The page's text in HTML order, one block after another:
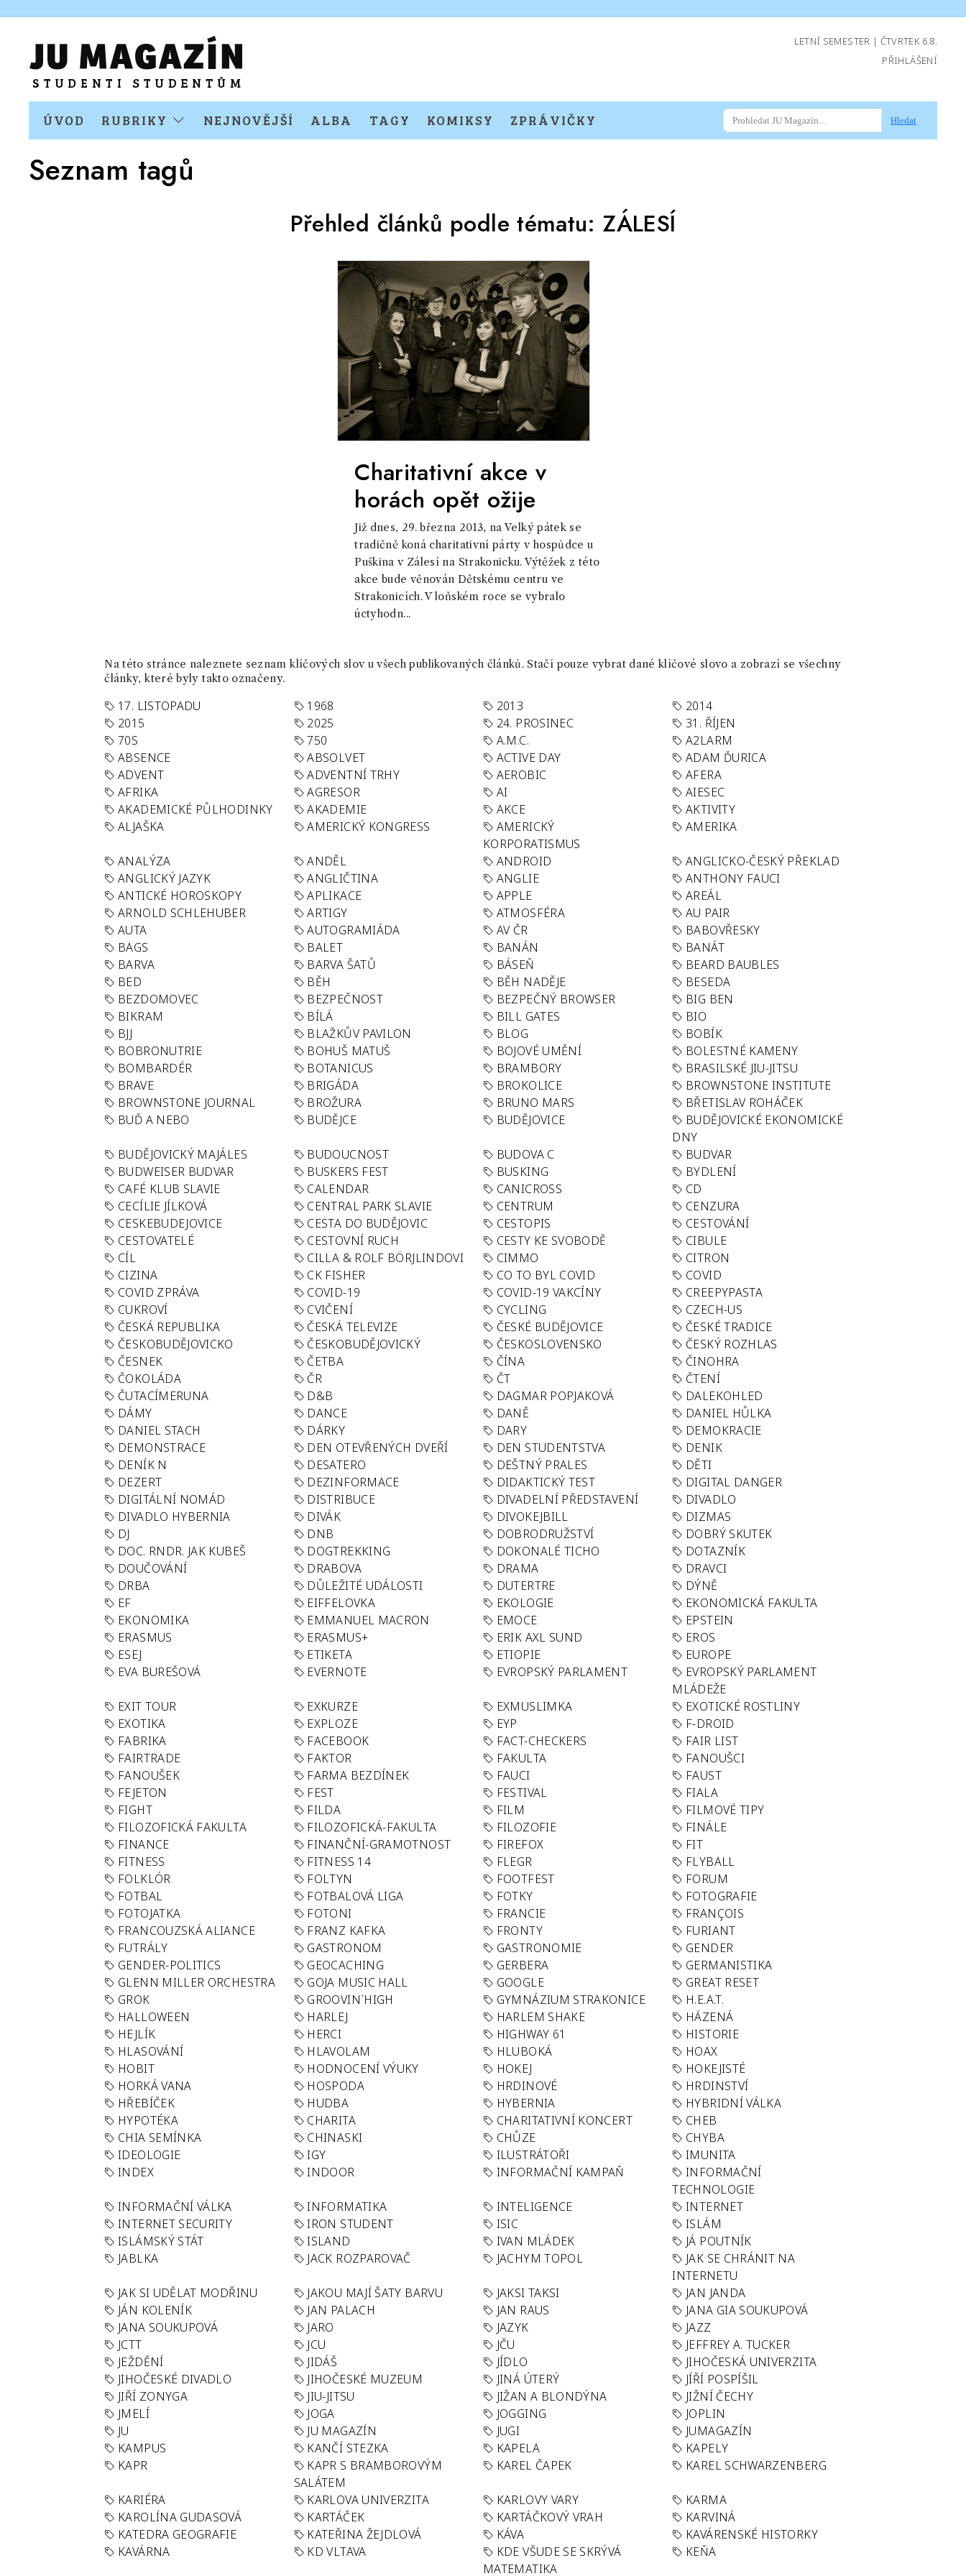
LETNÍ SEMESTER | ČTVRTEK 6.8.
PŘIHLÁŠENÍ
ÚVOD RUBRIKY NEJNOVĚJŠÍ ALBA TAGY KOMIKSY ZPRÁVIČKY Hledat
Seznam tagů
Přehled článků podle tématu:ZÁLESÍ
Charitativní akce v
horách opět ožije
Již dnes, 29. března 2013, na Velký pátek se
tradičně koná charitativní párty v hospůdce u
Puškina v Zálesí na Strakonicku. Výtěžek z této
akce bude věnován Dětskému centru ve
Strakonicích. V loňském roce se vybralo
úctyhodn...
Na této stránce naleznete seznam klíčových slov u všech publikovaných článků. Stačí pouze vybrat dané klíčové slovo a zobrazí se všechny
články, které byly takto označeny.
17. LISTOPADU 1968 2013
2014
2015
2025 24. PROSINEC
31. ŘÍJEN
70S
750 A.M.C.
A2LARM
ABSENCE
ABSOLVET ACTIVE DAY
ADAM ĎURICA
ADVENT
ADVENTNÍ TRHY AEROBIC
AFERA
AFRIKA
AGRESOR AI
AIESEC
AKADEMICKÉ PŮLHODINKY
AKADEMIE AKCE
AKTIVITY
ALJAŠKA
AMERICKÝ KONGRESS
AMERICKÝ
KORPORATISMUS
AMERIKA
ANALÝZA ANDĚL ANDROID
ANGLICKO-ČESKÝ PŘEKLAD
ANGLICKÝ JAZYK
ANGLIČTINA ANGLIE
ANTHONY FAUCI
ANTICKÉ HOROSKOPY
APLIKACE APPLE
AREÁL
ARNOLD SCHLEHUBER
ARTIGY ATMOSFÉRA
AU PAIR
AUTA
AUTOGRAMIÁDA AV ČR
BABOVŘESKY
BAGS
BALET BANÁN
BANÁT
BARVA
BARVA ŠATŮ BÁSEŇ
BEARD BAUBLES
BED
BĚH BĚH NADĚJE
BESEDA
BEZDOMOVEC
BEZPEČNOST BEZPEČNÝ BROWSER
BIG BEN
BIKRAM
BÍLÁ BILL GATES
BIO
BJJ
BLAŽKŮV PAVILON BLOG
BOBÍK
BOBRONUTRIE
BOHUŠ MATUŠ BOJOVÉ UMĚNÍ
BOLESTNÉ KAMENY
BOMBARDÉR
BOTANICUS BRAMBORY
BRASILSKÉ JIU-JITSU
BRAVE
BRIGÁDA BROKOLICE
BROWNSTONE INSTITUTE
BROWNSTONE JOURNAL
BROŽURA BRUNO MARS
BŘETISLAV ROHÁČEK
BUĎ A NEBO
BUDĚJCE BUDĚJOVICE
BUDĚJOVICKÉ EKONOMICKÉ
DNY
BUDĚJOVICKÝ MAJÁLES
BUDOUCNOST BUDOVA C
BUDVAR
BUDWEISER BUDVAR
BUSKERS FEST BUSKING
BYDLENÍ
CAFÉ KLUB SLAVIE
CALENDAR CANICROSS
CD
CECÍLIE JÍLKOVÁ
CENTRAL PARK SLAVIE CENTRUM
CENZURA
CESKEBUDEJOVICE
CESTA DO BUDĚJOVIC CESTOPIS
CESTOVÁNÍ
CESTOVATELÉ
CESTOVNÍ RUCH CESTY KE SVOBODĚ
CIBULE
CÍL
CILLA & ROLF BÖRJLINDOVI CIMMO
CITRON
CIZINA
CK FISHER CO TO BYL COVID
COVID
COVID ZPRÁVA
COVID-19 COVID-19 VAKCÍNY
CREEPYPASTA
CUKROVÍ
CVIČENÍ CYCLING
CZECH-US
ČESKÁ REPUBLIKA
ČESKÁ TELEVIZE ČESKÉ BUDĚJOVICE
ČESKÉ TRADICE
ČESKOBUDĚJOVICKO
ČESKOBUDĚJOVICKÝ ČESKOSLOVENSKO
ČESKÝ ROZHLAS
ČESNEK
ČETBA ČÍNA
ČINOHRA
ČOKOLÁDA
ČR ČT
ČTENÍ
ČUTACÍMERUNA
D&B DAGMAR POPJAKOVÁ
DALEKOHLED
DÁMY
DANCE DANĚ
DANIEL HŮLKA
DANIEL STACH
DÁRKY DARY
DEMOKRACIE
DEMONSTRACE
DEN OTEVŘENÝCH DVEŘÍ DEN STUDENTSTVA
DENIK
DENÍK N
DESATERO DEŠTNÝ PRALES
DĚTI
DEZERT
DEZINFORMACE DIDAKTICKÝ TEST
DIGITAL DANGER
DIGITÁLNÍ NOMÁD
DISTRIBUCE DIVADELNÍ PŘEDSTAVENÍ
DIVADLO
DIVADLO HYBERNIA
DIVÁK DIVOKEJBILL
DIZMAS
DJ
DNB DOBRODRUŽSTVÍ
DOBRÝ SKUTEK
DOC. RNDR. JAK KUBEŠ
DOGTREKKING DOKONALÉ TICHO
DOTAZNÍK
DOUČOVÁNÍ
DRABOVA DRAMA
DRAVCI
DRBA
DŮLEŽITÉ UDÁLOSTI DUTERTRE
DÝNĚ
EF
EIFFELOVKA EKOLOGIE
EKONOMICKÁ FAKULTA
EKONOMIKA
EMMANUEL MACRON EMOCE
EPSTEIN
ERASMUS
ERASMUS+ ERIK AXL SUND
EROS
ESEJ
ETIKETA ETIOPIE
EUROPE
EVA BUREŠOVÁ
EVERNOTE EVROPSKÝ PARLAMENT
EVROPSKÝ PARLAMENT
MLÁDEŽE
EXIT TOUR
EXKURZE EXMUSLIMKA
EXOTICKÉ ROSTLINY
EXOTIKA
EXPLOZE EYP
F-DROID
FABRIKA
FACEBOOK FACT-CHECKERS
FAIR LIST
FAIRTRADE
FAKTOR FAKULTA
FANOUŠCI
FANOUŠEK
FARMA BEZDÍNEK FAUCI
FAUST
FEJETON
FEST FESTIVAL
FIALA
FIGHT
FILDA FILM
FILMOVÉ TIPY
FILOZOFICKÁ FAKULTA
FILOZOFICKÁ-FAKULTA FILOZOFIE
FINÁLE
FINANCE
FINANČNÍ-GRAMOTNOST FIREFOX
FIT
FITNESS
FITNESS 14 FLEGR
FLYBALL
FOLKLÓR
FOLTYN FOOTFEST
FORUM
FOTBAL
FOTBALOVÁ LIGA FOTKY
FOTOGRAFIE
FOTOJATKA
FOTONI FRANCIE
FRANÇOIS
FRANCOUZSKÁ ALIANCE
FRANZ KAFKA FRONTY
FURIANT
FUTRÁLY
GASTRONOM GASTRONOMIE
GENDER
GENDER-POLITICS
GEOCACHING GERBERA
GERMANISTIKA
GLENN MILLER ORCHESTRA
GOJA MUSIC HALL GOOGLE
GREAT RESET
GROK
GROOVIN´HIGH GYMNÁZIUM STRAKONICE
H.E.A.T.
HALLOWEEN
HARLEJ HARLEM SHAKE
HÁZENÁ
HEJLÍK
HERCI HIGHWAY 61
HISTORIE
HLASOVÁNÍ
HLAVOLAM HLUBOKÁ
HOAX
HOBIT
HODNOCENÍ VÝUKY HOKEJ
HOKEJISTÉ
HORKÁ VANA
HOSPODA HRDINOVÉ
HRDINSTVÍ
HŘEBÍČEK
HUDBA HYBERNIA
HYBRIDNÍ VÁLKA
HYPOTÉKA
CHARITA CHARITATIVNÍ KONCERT
CHEB
CHIA SEMÍNKA
CHINASKI CHŮZE
CHYBA
IDEOLOGIE
IGY ILUSTRÁTOŘI
IMUNITA
INDEX
INDOOR INFORMAČNÍ KAMPAŇ
INFORMAČNÍ
TECHNOLOGIE
INFORMAČNÍ VÁLKA
INFORMATIKA INTELIGENCE
INTERNET
INTERNET SECURITY
IRON STUDENT ISIC
ISLÁM
ISLÁMSKÝ STÁT
ISLAND IVAN MLÁDEK
JÁ POUTNÍK
JABLKA
JACK ROZPAROVAČ JACHYM TOPOL
JAK SE CHRÁNIT NA
INTERNETU
JAK SI UDĚLAT MODŘINU
JAKOU MAJÍ ŠATY BARVU JAKSI TAKSI
JAN JANDA
JÁN KOLENÍK
JAN PALACH JAN RAUS
JANA GIA SOUKUPOVÁ
JANA SOUKUPOVÁ
JARO JAZYK
JAZZ
JCTT
JCU JČU
JEFFREY A. TUCKER
JEŽDĚNÍ
JIDÁŠ JÍDLO
JIHOČESKÁ UNIVERZITA
JIHOČESKÉ DIVADLO
JIHOČESKÉ MUZEUM JINÁ ÚTERÝ
JÍŘÍ POSPÍŠIL
JIŘÍ ZONYGA
JIU-JITSU JIŽAN A BLONDÝNA
JIŽNÍ ČECHY
JMELÍ
JOGA JOGGING
JOPLIN
JU
JU MAGAZÍN JUGI
JUMAGAZÍN
KAMPUS
KANČÍ STEZKA KAPELA
KAPELY
KAPR
KAPR S BRAMBOROVÝM
SALÁTEM
KAREL ČAPEK KAREL SCHWARZENBERG
KARIÉRA KARLOVA UNIVERZITA KARLOVY VARY
KARMA
KAROLÍNA GUDASOVÁ
KARTÁČEK KARTÁČKOVÝ VRAH
KARVINÁ
KATEDRA GEOGRAFIE
KATEŘINA ŽEJDLOVÁ KÁVA
KAVÁRENSKÉ HISTORKY
KAVÁRNA
KD VLTAVA
KDE VŠUDE SE SKRÝVÁ
MATEMATIKA
KEŇA